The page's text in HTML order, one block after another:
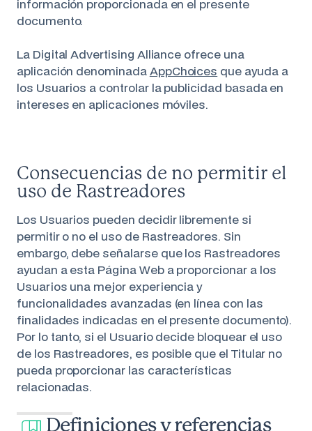
información proporcionada en el presente
documento.
La Digital Advertising Alliance ofrece una
aplicación denominadaAppChoices que ayuda a
los Usuarios a controlar la publicidad basada en
intereses en aplicaciones móviles.
Consecuencias de no permitir el
uso de Rastreadores
Los Usuarios pueden decidir libremente si
permitir o no el uso de Rastreadores. Sin
embargo, debe señalarse que los Rastreadores
ayudan a esta Página Web a proporcionar a los
Usuarios una mejor experiencia y
funcionalidades avanzadas (en línea con las
finalidades indicadas en el presente documento).
Por lo tanto, si el Usuario decide bloquear el uso
de los Rastreadores, es posible que el Titular no
pueda proporcionar las características
relacionadas.
Definiciones y referencias